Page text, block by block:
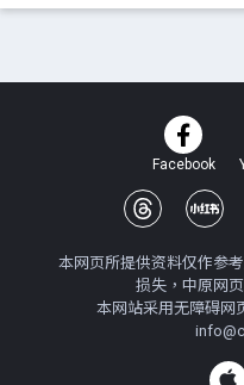
Facebook
本网页所提供资料仅作参
损失，中原网
本网站采用无障碍网